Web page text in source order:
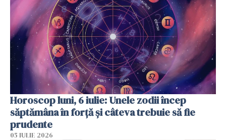
Horoscop luni, 6 iulie: Unele zodii încep
săptămâna în forță și câteva trebuie să fie
prudente
05 IULIE 2026